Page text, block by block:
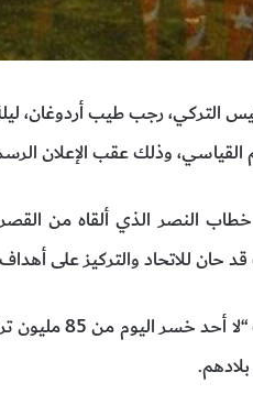
التركي، رجب طيب أردوغان،
وذلك عقب الإعلان
النصر الذي ألقاه من القصر
حان للاتحاد والتركيز على
وأضاف “لا